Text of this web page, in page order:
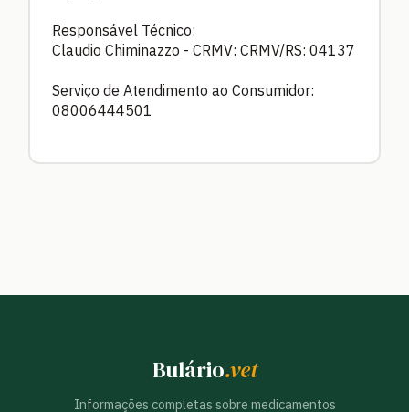
Responsável Técnico:
Claudio Chiminazzo - CRMV: CRMV/RS: 04137
Serviço de Atendimento ao Consumidor:
08006444501
Bulário.vet
Informações completas sobre medicamentos